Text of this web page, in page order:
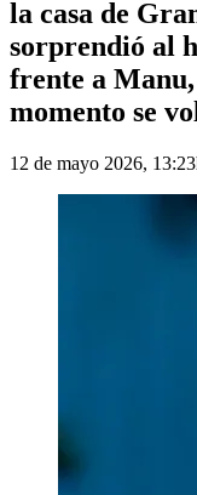
la casa de
sorprendió al
frente a
momento se
12 de mayo 2026,